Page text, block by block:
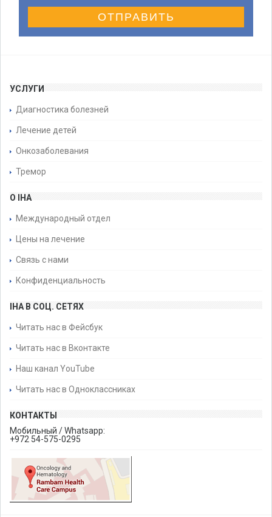
ОТПРАВИТЬ
УСЛУГИ
Диагностика болезней
Лечение детей
Онкозаболевания
Тремор
О IHA
Международный отдел
Цены на лечение
Связь с нами
Конфиденциальность
IHA В СОЦ. СЕТЯХ
Читать нас в Фейсбук
Читать нас в Вконтакте
Наш канал YouTube
Читать нас в Одноклассниках
КОНТАКТЫ
Мобильный / Whatsapp:
+972 54-575-0295